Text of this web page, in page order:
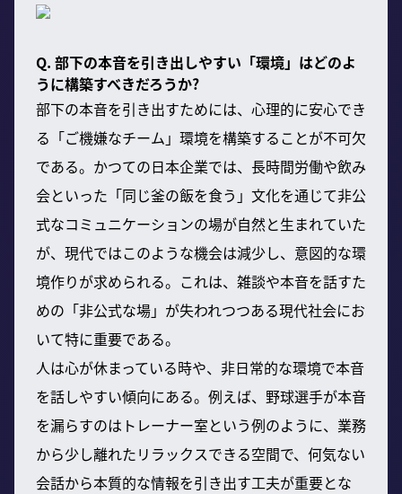
Q. 部下の本音を引き出しやすい「環境」はどのよ
うに構築すべきだろうか?
部下の本音を引き出すためには、心理的に安心でき
る「ご機嫌なチーム」環境を構築することが不可欠
である。かつての日本企業では、長時間労働や飲み
会といった「同じ釜の飯を食う」文化を通じて非公
式なコミュニケーションの場が自然と生まれていた
が、現代ではこのような機会は減少し、意図的な環
境作りが求められる。これは、雑談や本音を話すた
めの「非公式な場」が失われつつある現代社会にお
いて特に重要である。
人は心が休まっている時や、非日常的な環境で本音
を話しやすい傾向にある。例えば、野球選手が本音
を漏らすのはトレーナー室という例のように、業務
から少し離れたリラックスできる空間で、何気ない
会話から本質的な情報を引き出す工夫が重要とな